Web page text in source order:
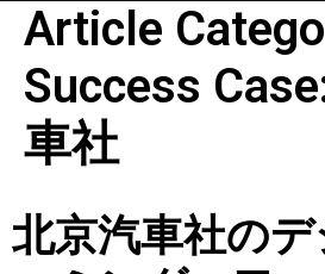
Article
Success
車社
北京汽車社のデ